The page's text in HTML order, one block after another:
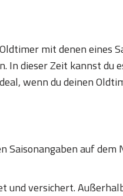
mit denen eines
In dieser Zeit kannst
wenn du deinen
Saisonangaben auf
und versichert.